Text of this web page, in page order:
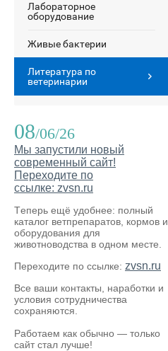
Лабораторное
оборудование
Живые бактерии
Литература по
ветеринарии
08/06/26
Мы запустили новый
современный сайт!
Переходите по
ссылке: zvsn.ru
Теперь ещё удобнее: полный
каталог ветпрепаратов, кормов и
оборудования для
животноводства в одном месте.
Переходите по ссылке: zvsn.ru
Все ваши контакты, наработки и
условия сотрудничества
сохраняются.
Работаем как обычно — только
сайт стал лучше!